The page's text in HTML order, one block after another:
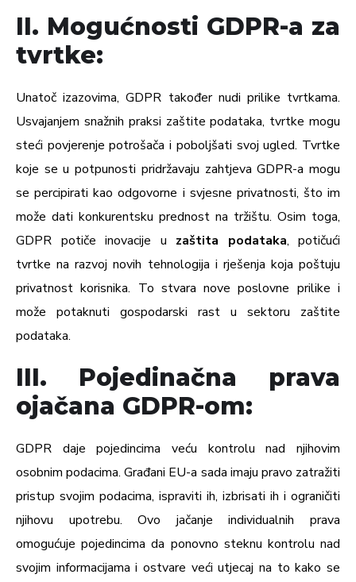
II. Mogućnosti GDPR-a za
tvrtke:
Unatoč izazovima, GDPR također nudi prilike tvrtkama.
Usvajanjem snažnih praksi zaštite podataka, tvrtke mogu
steći povjerenje potrošača i poboljšati svoj ugled. Tvrtke
koje se u potpunosti pridržavaju zahtjeva GDPR-a mogu
se percipirati kao odgovorne i svjesne privatnosti, što im
može dati konkurentsku prednost na tržištu. Osim toga,
GDPR potiče inovacije u zaštita podataka, potičući
tvrtke na razvoj novih tehnologija i rješenja koja poštuju
privatnost korisnika. To stvara nove poslovne prilike i
može potaknuti gospodarski rast u sektoru zaštite
podataka.
III. Pojedinačna prava
ojačana GDPR-om:
GDPR daje pojedincima veću kontrolu nad njihovim
osobnim podacima. Građani EU-a sada imaju pravo zatražiti
pristup svojim podacima, ispraviti ih, izbrisati ih i ograničiti
njihovu upotrebu. Ovo jačanje individualnih prava
omogućuje pojedincima da ponovno steknu kontrolu nad
svojim informacijama i ostvare veći utjecaj na to kako se